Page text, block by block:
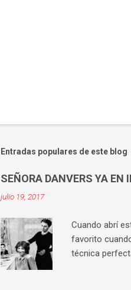
Entradas populares de este blog
SEÑORA DANVERS YA EN
julio 19, 2017
Cuando abrí
favorito
técnica
los